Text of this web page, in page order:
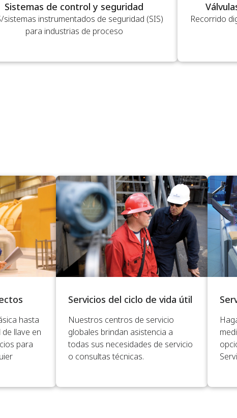
Sistemas de control y seguridad
sistemas instrumentados de seguridad (SIS)
para industrias de proceso
Recorrido
hasta
llave en
para
Servicios del ciclo de vida útil
Nuestros centros de servicio
globales brindan asistencia a
todas sus necesidades de servicio
o consultas técnicas.